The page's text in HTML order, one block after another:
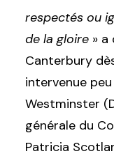
respectés ou
de la gloire » a
Canterbury
intervenue
Westminster
générale du
Patricia